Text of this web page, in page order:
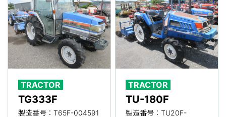
TRACTOR
TG333F
製造番号：T65F-004591
TRACTOR
TU-180F
製造番号：TU20F-